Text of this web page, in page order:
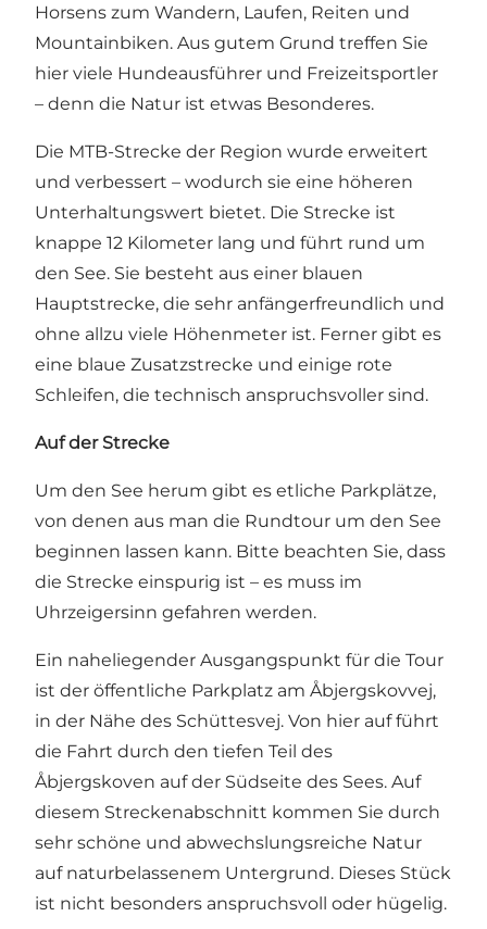
Horsens zum Wandern, Laufen, Reiten und
Mountainbiken. Aus gutem Grund treffen Sie
hier viele Hundeausführer und Freizeitsportler
– denn die Natur ist etwas Besonderes.
Die MTB-Strecke der Region wurde erweitert
und verbessert – wodurch sie eine höheren
Unterhaltungswert bietet. Die Strecke ist
knappe 12 Kilometer lang und führt rund um
den See. Sie besteht aus einer blauen
Hauptstrecke, die sehr anfängerfreundlich und
ohne allzu viele Höhenmeter ist. Ferner gibt es
eine blaue Zusatzstrecke und einige rote
Schleifen, die technisch anspruchsvoller sind.
Auf der Strecke
Um den See herum gibt es etliche Parkplätze,
von denen aus man die Rundtour um den See
beginnen lassen kann. Bitte beachten Sie, dass
die Strecke einspurig ist – es muss im
Uhrzeigersinn gefahren werden.
Ein naheliegender Ausgangspunkt für die Tour
ist der öffentliche Parkplatz am Åbjergskovvej,
in der Nähe des Schüttesvej. Von hier auf führt
die Fahrt durch den tiefen Teil des
Åbjergskoven auf der Südseite des Sees. Auf
diesem Streckenabschnitt kommen Sie durch
sehr schöne und abwechslungsreiche Natur
auf naturbelassenem Untergrund. Dieses Stück
ist nicht besonders anspruchsvoll oder hügelig.